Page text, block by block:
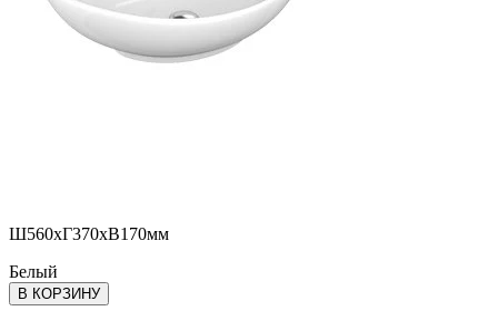
Ш560хГ370хВ170мм
Белый
В КОРЗИНУ